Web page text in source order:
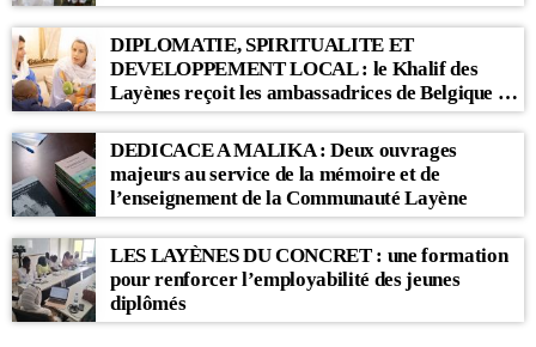
DIPLOMATIE, SPIRITUALITE ET
DEVELOPPEMENT LOCAL : le Khalif des
Layènes reçoit les ambassadrices de Belgique et
des Pays-Bas
DEDICACE A MALIKA : Deux ouvrages
majeurs au service de la mémoire et de
l’enseignement de la Communauté Layène
LES LAYÈNES DU CONCRET : une formation
pour renforcer l’employabilité des jeunes
diplômés